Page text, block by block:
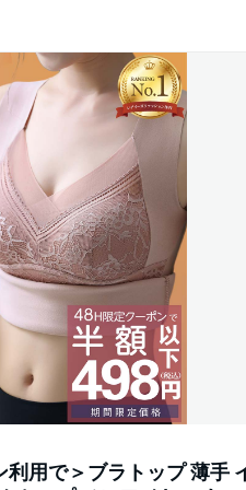
用で＞ブラトップ 薄手